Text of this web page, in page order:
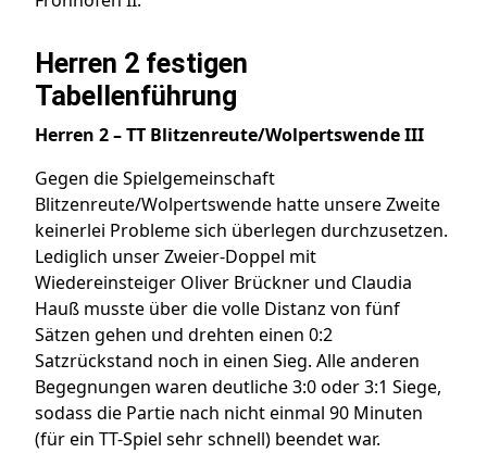
Herren 2 festigen
Tabellenführung
Herren 2 – TT Blitzenreute/Wolpertswende III
Gegen die Spielgemeinschaft
Blitzenreute/Wolpertswende hatte unsere Zweite
keinerlei Probleme sich überlegen durchzusetzen.
Lediglich unser Zweier-Doppel mit
Wiedereinsteiger Oliver Brückner und Claudia
Hauß musste über die volle Distanz von fünf
Sätzen gehen und drehten einen 0:2
Satzrückstand noch in einen Sieg. Alle anderen
Begegnungen waren deutliche 3:0 oder 3:1 Siege,
sodass die Partie nach nicht einmal 90 Minuten
(für ein TT-Spiel sehr schnell) beendet war.